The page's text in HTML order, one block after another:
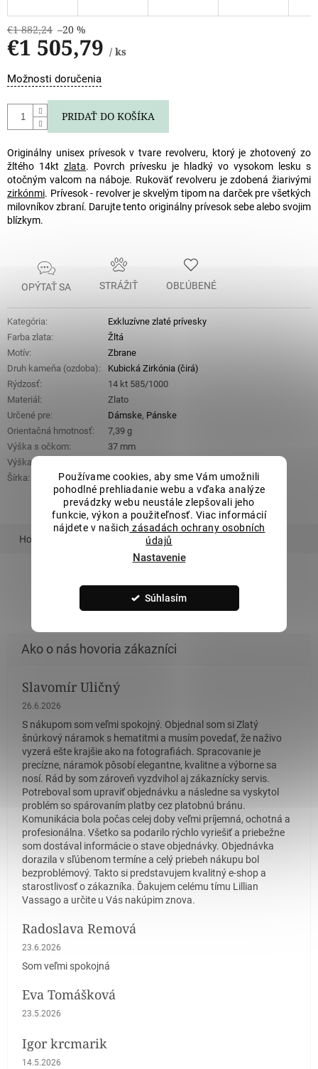
Používame cookies, aby sme Vám umožnili
pohodlné prehliadanie webu a vďaka analýze
prevádzky webu neustále zlepšovali jeho
funkcie, výkon a použiteľnosť. Viac informácií
nájdete v našich zásadách ochrany osobních
údajů
Nastavenie
Súhlasím
€1 882,24 –20 %
€1 505,79 / ks
Jednotková
cena:
Možnosti doručenia
PRIDAŤ DO KOŠÍKA
Originálny unisex prívesok v tvare revolveru, ktorý je zhotovený zo
žltého 14kt zlata. Povrch prívesku je hladký vo vysokom lesku s
otočným valcom na náboje. Rukoväť revolveru je zdobená žiarivými
zirkónmi. Prívesok - revolver je skvelým tipom na darček pre všetkých
milovníkov zbraní. Darujte tento originálny prívesok sebe alebo svojim
blízkym.
OPÝTAŤ SA STRÁŽIŤ OBĽÚBENÉ
Kategória:
Exkluzívne zlaté prívesky
Farba zlata:
Žltá
Motív:
Zbrane
Druh kameňa (ozdoba):
Kubická Zirkónia (čirá)
Rýdzosť:
14 kt 585/1000
Materiál :
Zlato
Určené pre: Dámske, Pánske
Orientačná hmotnosť:
7,39 g
Výška s očkom:
37 mm
Výška bez očka
Šírka: 33 mm
Hodnotenie Súvisiaci tovar
ZOBRAZIŤ VŠETKY PODOBNÉ PRODUKTY
Slavomír Uličný
Hodnotenie obchodu je 5 z 5 hviezdičiek.
26.6.2026
S nákupom som veľmi spokojný. Objednal som si Zlatý
šnúrkový náramok s hematitmi a musím povedať, že naživo
vyzerá ešte krajšie ako na fotografiách. Spracovanie je
precízne, náramok pôsobí elegantne, kvalitne a výborne sa
nosí. Rád by som zároveň vyzdvihol aj zákaznícky servis.
Potreboval som upraviť objednávku a následne sa vyskytol
problém so spárovaním platby cez platobnú bránu.
Komunikácia bola počas celej doby veľmi príjemná, ochotná a
profesionálna. Všetko sa podarilo rýchlo vyriešiť a priebežne
som dostával informácie o stave objednávky. Objednávka
dorazila v sľúbenom termíne a celý priebeh nákupu bol
bezproblémový. Takto si predstavujem kvalitný e-shop a
starostlivosť o zákazníka. Ďakujem celému tímu Lillian
Vassago a určite u Vás nakúpim znova.
Radoslava Remová
Hodnotenie obchodu je 5 z 5 hviezdičiek.
23.6.2026
Som veľmi spokojná
Eva Tomášková
Hodnotenie obchodu je 5 z 5 hviezdičiek.
23.5.2026
Igor krcmarik
Hodnotenie obchodu je 5 z 5 hviezdičiek.
14.5.2026